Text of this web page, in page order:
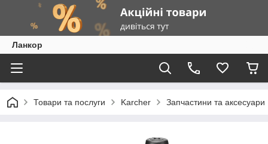
Ланкор
Товари та послуги Karcher Запчастини та